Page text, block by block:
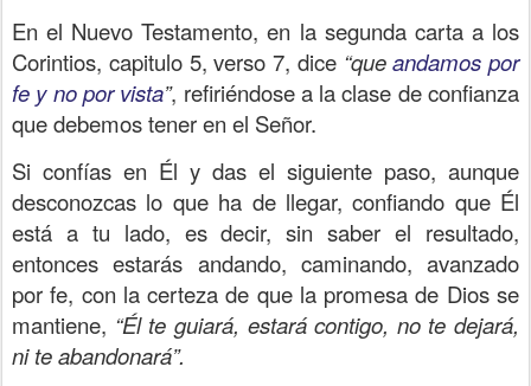
En el Nuevo Testamento, en la segunda carta a los
Corintios, capitulo 5, verso 7, dice “queandamos por
fe y no por vista”, refiriéndose a la clase de confianza
que debemos tener en el Señor.
Si confías en Él y das el siguiente paso, aunque
desconozcas lo que ha de llegar, confiando que Él
está a tu lado, es decir, sin saber el resultado,
entonces estarás andando, caminando, avanzado
por fe, con la certeza de que la promesa de Dios se
mantiene, “Él te guiará, estará contigo, no te dejará,
ni te abandonará”.